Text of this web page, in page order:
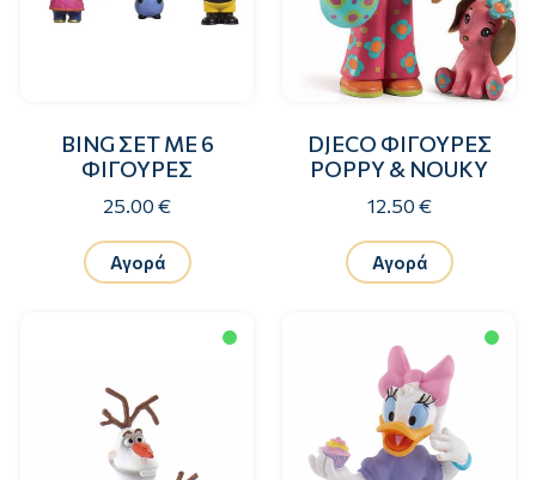
BING ΣΕΤ ΜΕ 6
ΦΙΓΟΥΡΕΣ
25.00 €
Αγορά
DJECO ΦΙΓΟΥΡΕΣ
POPPY & NOUKY
12.50 €
Αγορά